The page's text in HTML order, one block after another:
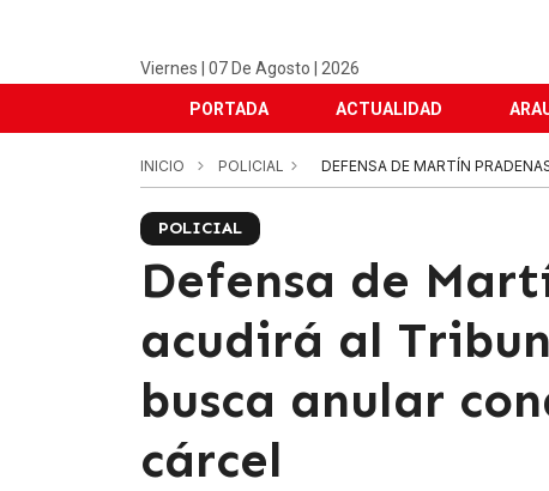
Viernes | 07 De Agosto | 2026
PORTADA ACTUALIDAD
INICIO POLICIAL DEFENSA DE MARTÍN
POLICIAL
Defensa de
acudirá al
busca anular
cárcel